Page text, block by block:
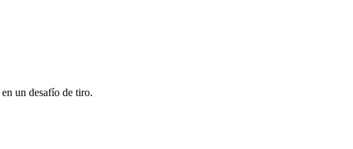
un desafío de tiro.